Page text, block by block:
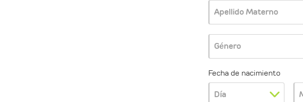
Apellido Materno
Género
Fecha de nacimiento
Día